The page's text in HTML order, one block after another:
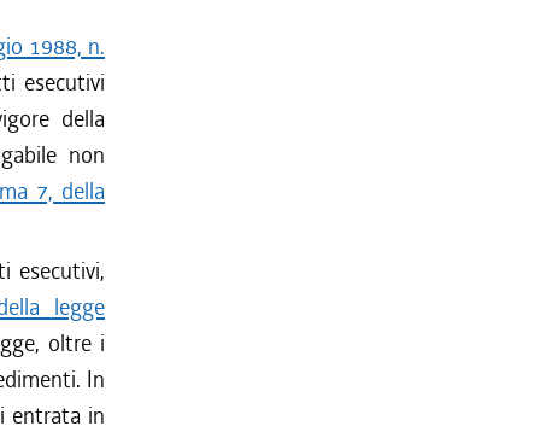
1988, n.
esecutivi
della
non
7, della
esecutivi,
legge
oltre i
In
entrata in